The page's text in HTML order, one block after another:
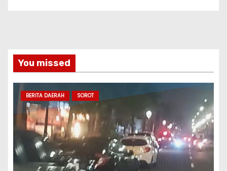
You missed
BERITA DAERAH SOROT